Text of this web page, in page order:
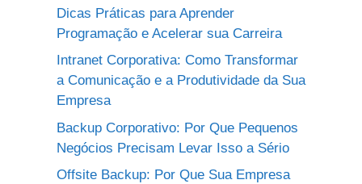
Dicas Práticas para Aprender
Programação e Acelerar sua Carreira
Intranet Corporativa: Como Transformar
a Comunicação e a Produtividade da Sua
Empresa
Backup Corporativo: Por Que Pequenos
Negócios Precisam Levar Isso a Sério
Offsite Backup: Por Que Sua Empresa